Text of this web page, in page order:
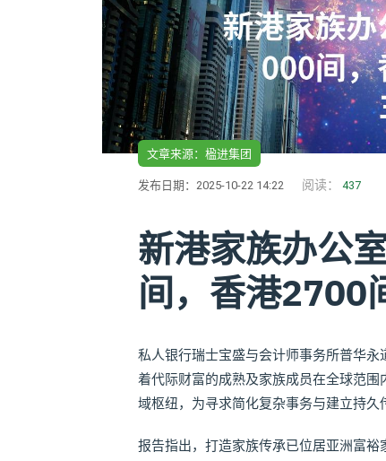
文章来源：楹进集团
发布日期：2025-10-22 14:22 阅读： 437
新港家族办公
间，香港2700
私人银行瑞士宝盛与会计师事务所普华
着代际财富的成熟及家族成员在全球范
域枢纽，为寻求简化复杂事务与建立持久
报告指出，打造家族传承已位居亚洲富